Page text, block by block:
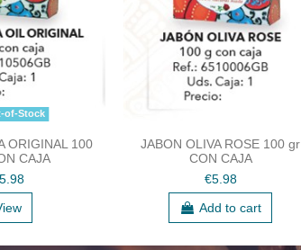
of-Stock
ORIGINAL 100
CAJA
JABON OLIVA ROSE 100 gr
CON CAJA
€5.98
Add to cart